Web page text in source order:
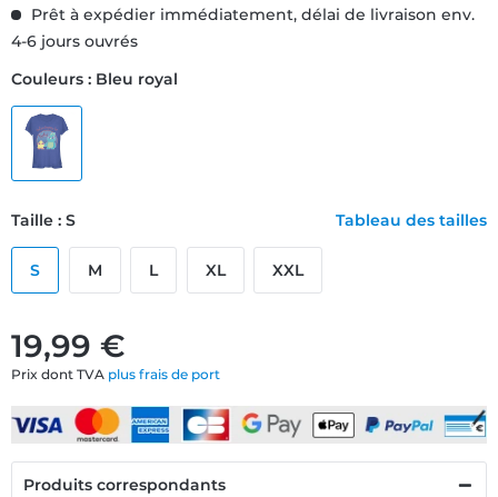
19,99 €
Prix dont TVA plus frais de port
Prêt à expédier immédiatement, délai de livraison env.
4-6 jours ouvrés
Couleurs : Bleu royal
Taille : S Tableau des tailles
S M L XL XXL
Produits correspondants